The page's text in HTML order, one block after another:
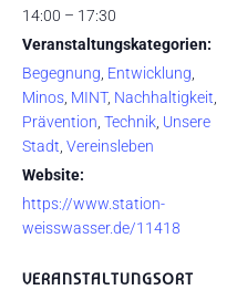
14:00 – 17:30
Veranstaltungskategorien:
Begegnung Entwicklung
Minos MINT, Nachhaltigkeit
Prävention Technik Unsere
Stadt Vereinsleben
Website:
https://www.station-
weisswasser.de/11418
VERANSTALTUNGSORT